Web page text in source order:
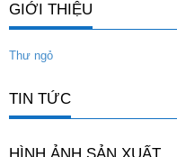
GIỚI THIỆU
Thư ngỏ
TIN TỨC